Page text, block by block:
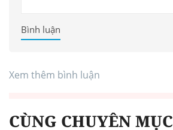
Bình luận
Xem thêm bình luận
CÙNG CHUYÊN MỤC